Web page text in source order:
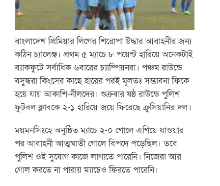
বাংলাদেশ প্রিমিয়ার লিগের শিরোপা উদ্ধার আবাহনীর জন্য
কঠিন চ্যালেঞ্জ। প্রথম ৫ ম্যাচে ৮ পয়েন্ট হারিয়ে অনেকটাই
ব্যাকফুটে সর্বাধিক ৬বারের চ্যাম্পিয়নরা। পঞ্চম রাউন্ডে
বসুন্ধরা কিংসের কাছে হারের পরই মূলতঃ সম্ভাবনা ফিকে
হয়ে যায় আকাশি-নীলদের। শুক্রবার ষষ্ঠ রাউন্ডে পুলিশ
ফুটবল ক্লাবকে ২-১ হারিয়ে জয়ে ফিরেছে ক্রুসিয়ানির দল।
ময়মনসিংহে অনুষ্ঠিত ম্যাচে ২-০ গোলে এগিয়ে যাওয়ার
পর আবাহনী আত্মঘাতী গোলে বিপদে পড়েছিল। তবে
পুলিশ ওই সুযোগ কাজে লাগাতে পারেনি। নিজেরা আর
গোল করতে না পারায় ম্যাচেও ফিরতে পারেনি।